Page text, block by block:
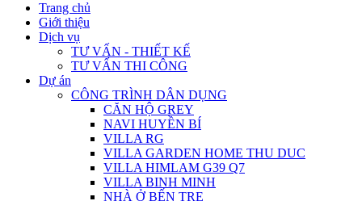
Trang chủ
Giới thiệu
Dịch vụ
TƯ VẤN - THIẾT KẾ
TƯ VẤN THI CÔNG
Dự án
CÔNG TRÌNH DÂN DỤNG
CĂN HỘ GREY
NAVI HUYỀN BÍ
VILLA RG
VILLA GARDEN HOME THU DUC
VILLA HIMLAM G39 Q7
VILLA BINH MINH
NHÀ Ở BẾN TRE